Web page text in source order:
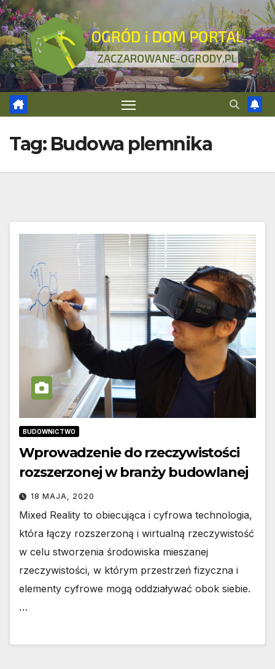
Skip
to
content
Tag: Budowa plemnika
BUDOWNICTWO
Wprowadzenie do rzeczywistości
rozszerzonej w branży budowlanej
18 MAJA, 2020
Mixed Reality to obiecująca i cyfrowa technologia,
która łączy rozszerzoną i wirtualną rzeczywistość
w celu stworzenia środowiska mieszanej
rzeczywistości, w którym przestrzeń fizyczna i
elementy cyfrowe mogą oddziaływać obok siebie.
…